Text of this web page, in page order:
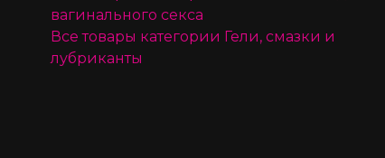
вагинального секса
Все товары категории Гели, смазки и
лубриканты